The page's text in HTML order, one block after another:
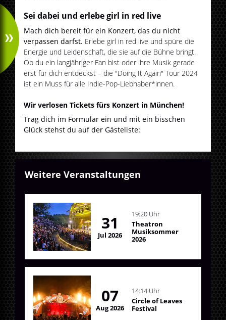
Sei dabei und erlebe girl in red live
Mach dich bereit für ein Konzert, das du nicht
verpassen darfst. Erlebe girl in red live und spüre die
Energie und Leidenschaft, die sie auf die Bühne bringt.
Ob du ein langjähriger Fan bist oder ihre Musik gerade
erst für dich entdeckst – die "Doing It Again" Tour 2024
ist ein Muss für alle Indie-Pop-Liebhaber*innen.
Wir verlosen Tickets fürs Konzert in München!
Trag dich im Formular ein und mit ein bisschen
Glück stehst du auf der Gästeliste:
Weitere Veranstaltungen
31
Jul 2026
19:20 Uhr
Theatron
Musiksommer
2026
07
Aug 2026
14:14 Uhr
Circle of Leaves
Festival